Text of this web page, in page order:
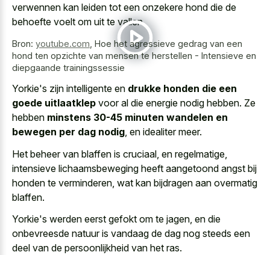
verwennen kan leiden tot een onzekere hond die de
behoefte voelt om uit te vallen.
Bron: youtube.com Hoe het agressieve gedrag van een
hond ten opzichte van mensen te herstellen - Intensieve en
diepgaande trainingssessie
Yorkie's zijn intelligente en drukke honden die een
goede uitlaatklep voor al die energie nodig hebben. Ze
hebben minstens 30-45 minuten wandelen en
bewegen per dag nodig, en idealiter meer.
Het beheer van blaffen is cruciaal, en regelmatige,
intensieve lichaamsbeweging heeft aangetoond angst bij
honden te verminderen, wat kan bijdragen aan overmatig
blaffen.
Yorkie's werden eerst gefokt om te jagen, en die
onbevreesde natuur is vandaag de dag nog steeds een
deel van de persoonlijkheid van het ras.